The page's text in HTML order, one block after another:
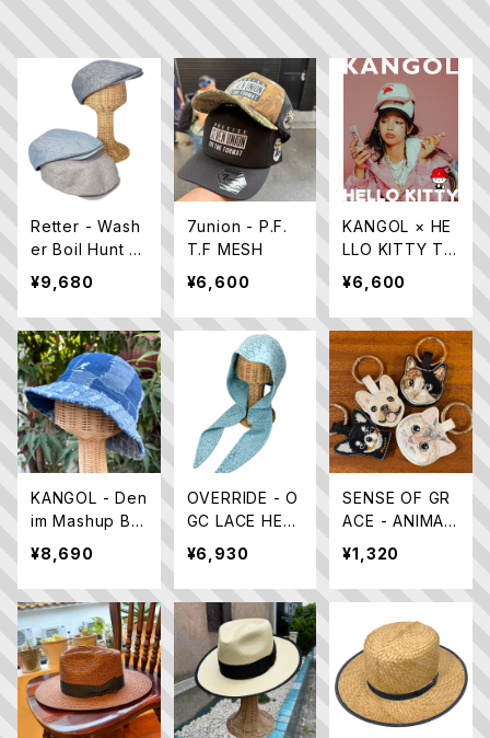
Retter - Wash
er Boil Hunt 日
本製
¥9,680
7union - P.F.
T.F MESH
¥6,600
KANGOL × HE
LLO KITTY TR
UCKER MESH
CAP
¥6,600
KANGOL - Den
im Mashup Bu
cket デニムバ
ケットハット
¥8,690
OVERRIDE - O
GC LACE HEA
DSCARF SG
¥6,930
SENSE OF GR
ACE - ANIMAL
HAT FOLDER
¥1,320